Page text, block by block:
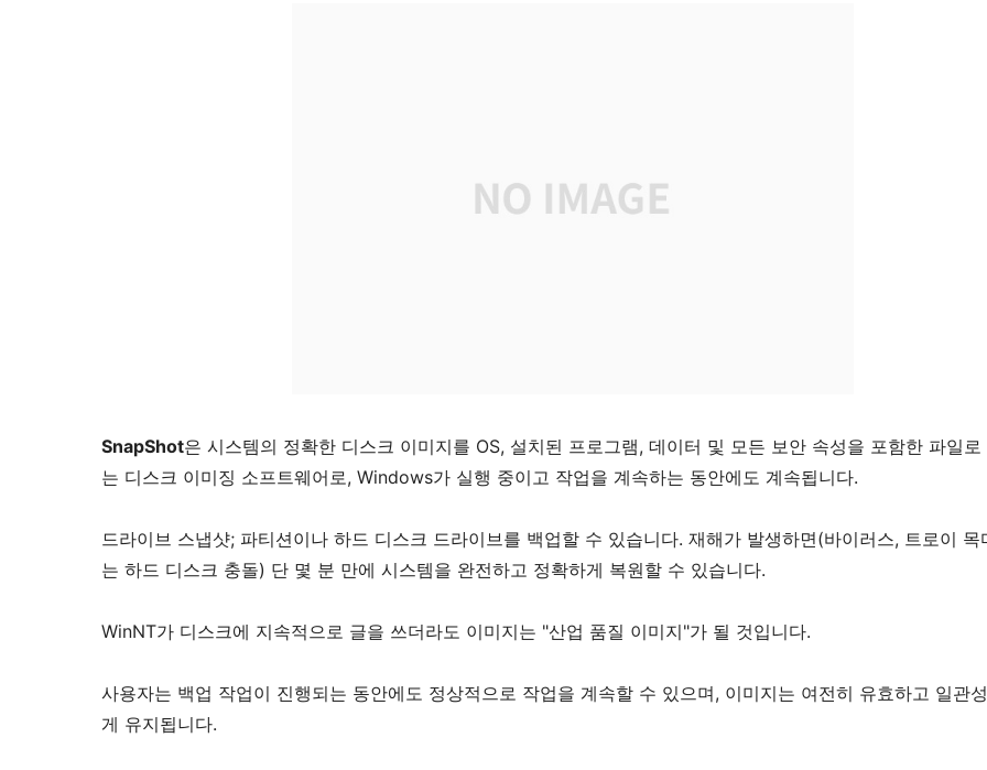
SnapShot은 시스템의 정확한 디스크 이미지를 OS, 설치된 프로그램, 데이터 및 모든 보안 속성을 포함한 파일로
는 디스크 이미징 소프트웨어로, Windows가 실행 중이고 작업을 계속하는 동안에도 계속됩니다.
드라이브 스냅샷; 파티션이나 하드 디스크 드라이브를 백업할 수 있습니다. 재해가 발생하면(바이러스, 트로이 목
는 하드 디스크 충돌) 단 몇 분 만에 시스템을 완전하고 정확하게 복원할 수 있습니다.
WinNT가 디스크에 지속적으로 글을 쓰더라도 이미지는 "산업 품질 이미지"가 될 것입니다.
사용자는 백업 작업이 진행되는 동안에도 정상적으로 작업을 계속할 수 있으며, 이미지는 여전히 유효하고 일관
게 유지됩니다.